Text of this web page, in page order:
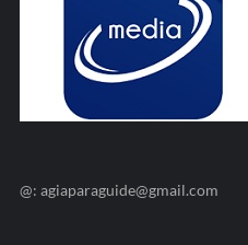
@: agiaparaguide@gmail.com